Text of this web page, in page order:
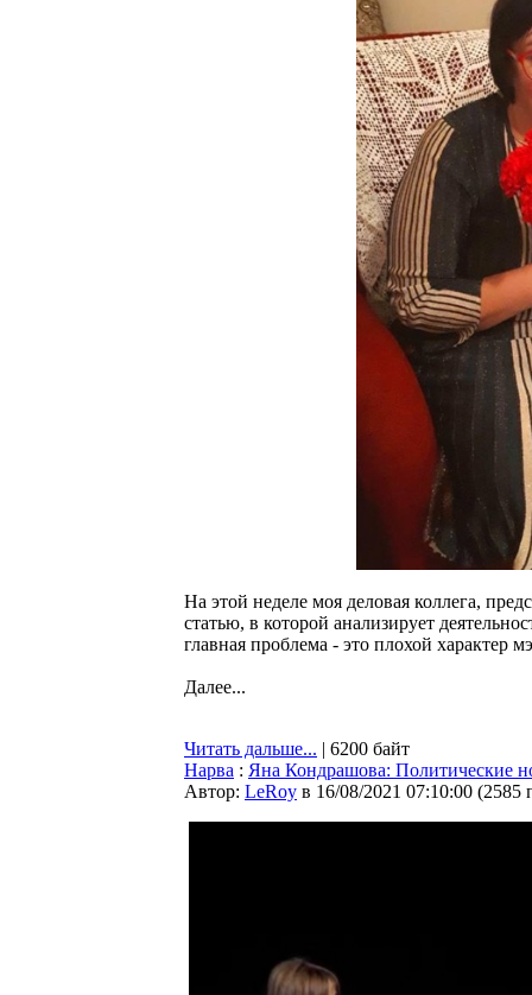
На этой неделе моя деловая коллега,
статью, в которой анализирует
главная проблема - это плохой характер
Далее...
Читать дальше... | 6200 байт
Нарва : Яна Кондрашова: Политические
Автор: LeRoy в 16/08/2021 07:10:00 (2585